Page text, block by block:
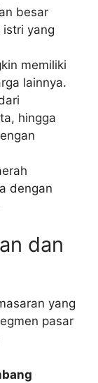
besar
istri yang
memiliki
lainnya.
hingga
dengan
dan
yang
pasar